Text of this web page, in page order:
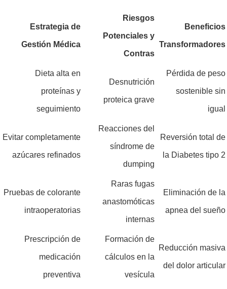
Beneficios
Transformadores
Riesgos
Potenciales y
Contras
Estrategia de
Gestión Médica
Pérdida de peso
sostenible sin
igual
Desnutrición
proteica grave
Dieta alta en
proteínas y
seguimiento
Reversión total de
la Diabetes tipo 2
Reacciones del
síndrome de
dumping
Evitar completamente
azúcares refinados
Eliminación de la
apnea del sueño
Raras fugas
anastomóticas
internas
Pruebas de colorante
intraoperatorias
Reducción masiva
del dolor articular
Formación de
cálculos en la
vesícula
Prescripción de
medicación
preventiva